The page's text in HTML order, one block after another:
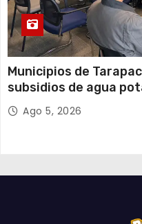
Municipios de
subsidios de agua
organizada por Aguas
Ago 5, 2026